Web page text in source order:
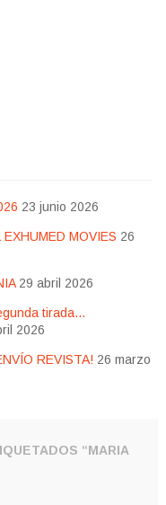
23 junio 2026
MOVIES 26
29 abril 2026
tirada…
2026
REVISTA! 26 marzo
“MARIA